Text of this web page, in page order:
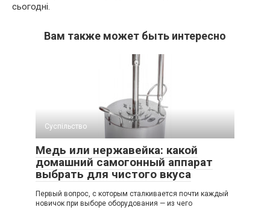
сьогодні.
Вам также может быть интересно
Суспільство
Медь или нержавейка: какой
домашний самогонный аппарат
выбрать для чистого вкуса
Первый вопрос, с которым сталкивается почти каждый
новичок при выборе оборудования — из чего